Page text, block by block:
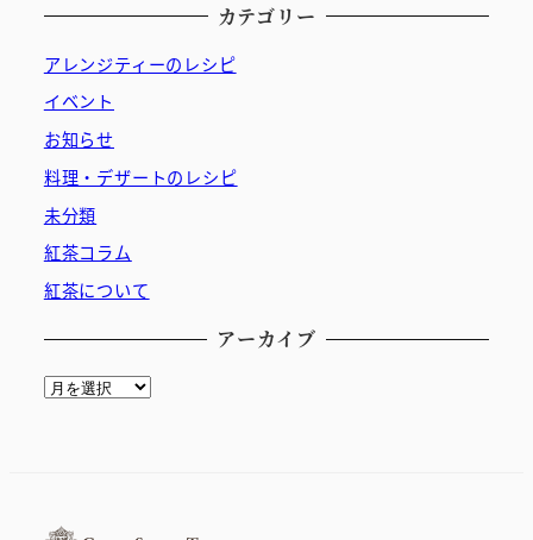
カテゴリー
アレンジティーのレシピ
イベント
お知らせ
料理・デザートのレシピ
未分類
紅茶コラム
紅茶について
アーカイブ
ア